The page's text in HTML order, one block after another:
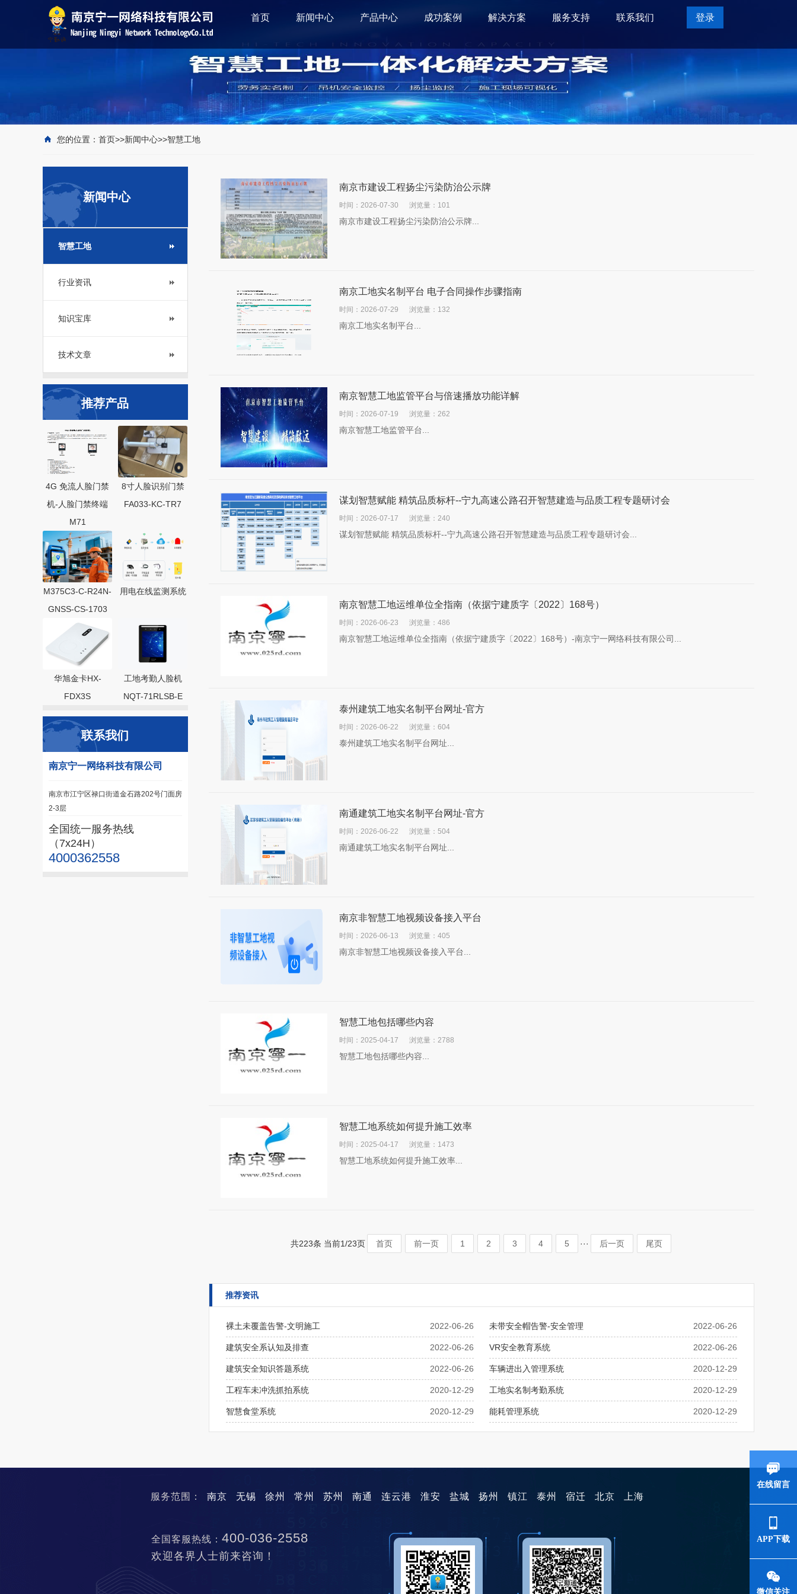
首页 新闻中心 产品中心 成功案例 解决方案 服务支持 联系我们 登录
您的位置： 首页>>新闻中心>>智慧工地
新闻中心
智慧工地
行业资讯
知识宝库
技术文章
推荐产品
4G 免流人脸门禁
机-人脸门禁终端
M71
8寸人脸识别门禁
FA033-KC-TR7
M375C3-C-R24N-
GNSS-CS-1703
用电在线监测系统
华旭金卡HX-
FDX3S
工地考勤人脸机
NQT-71RLSB-E
联系我们
南京宁一网络科技有限公司
南京市江宁区禄口街道金石路202号门面房
2-3层
全国统一服务热线
（7x24H）
4000362558
南京市建设工程扬尘污染防治公示牌
时间：2026-07-30 浏览量：101
南京市建设工程扬尘污染防治公示牌...
南京工地实名制平台 电子合同操作步骤指南
时间：2026-07-29 浏览量：132
南京工地实名制平台...
南京智慧工地监管平台与倍速播放功能详解
时间：2026-07-19 浏览量：262
南京智慧工地监管平台...
谋划智慧赋能 精筑品质标杆--宁九高速公路召开智慧建造与品质工程专题研讨会
时间：2026-07-17 浏览量：240
谋划智慧赋能 精筑品质标杆--宁九高速公路召开智慧建造与品质工程专题研讨会...
南京智慧工地运维单位全指南（依据宁建质字〔2022〕168号）
时间：2026-06-23 浏览量：486
南京智慧工地运维单位全指南（依据宁建质字〔2022〕168号）-南京宁一网络科技有限公司...
泰州建筑工地实名制平台网址-官方
时间：2026-06-22 浏览量：604
泰州建筑工地实名制平台网址...
南通建筑工地实名制平台网址-官方
时间：2026-06-22 浏览量：504
南通建筑工地实名制平台网址...
南京非智慧工地视频设备接入平台
时间：2026-06-13 浏览量：405
南京非智慧工地视频设备接入平台...
智慧工地包括哪些内容
时间：2025-04-17 浏览量：2788
智慧工地包括哪些内容...
智慧工地系统如何提升施工效率
时间：2025-04-17 浏览量：1473
智慧工地系统如何提升施工效率...
共223条 当前1/23页 首页 前一页 1 2 3 4 5 ··· 后一页 尾页
推荐资讯
2022-06-26
裸土未覆盖告警-文明施工 2022-06-26
未带安全帽告警-安全管理
2022-06-26
建筑安全系认知及排查 2022-06-26
VR安全教育系统
2022-06-26
建筑安全知识答题系统 2020-12-29
车辆进出入管理系统
2020-12-29
工程车未冲洗抓拍系统 2020-12-29
工地实名制考勤系统
2020-12-29
智慧食堂系统 2020-12-29
能耗管理系统
服务范围： 南京 无锡 徐州 常州 苏州 南通 连云港 淮安 盐城 扬州 镇江 泰州 宿迁 北京 上海
全国客服热线：400-036-2558
欢迎各界人士前来咨询！
在线留言
APP下载
微信关注